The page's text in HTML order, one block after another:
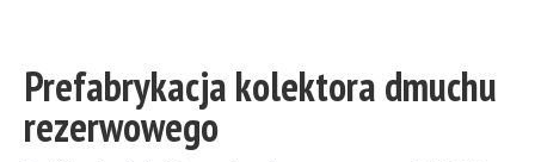
Prefabrykacja kolektora dmuchu
rezerwowego